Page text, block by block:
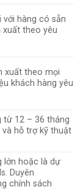
hàng có sẵn
xuất theo yêu
xuất theo mọi
khách hàng yêu
từ 12 – 36 tháng
hỗ trợ kỹ thuật
lớn hoặc là dự
Duyên
chính sách